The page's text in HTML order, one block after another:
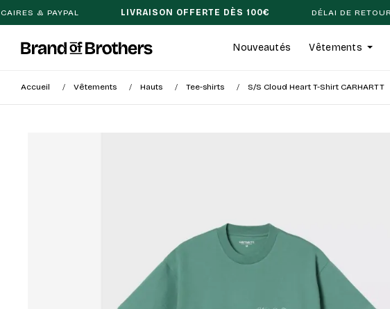
LIVRAISON OFFERTE DÈS 100€ DÉLAI DE RETOUR DE 14 JOURS
Nouveautés Vêtements
Accueil Vêtements Hauts Tee-shirts S/S Cloud Heart T-Shirt CARHARTT